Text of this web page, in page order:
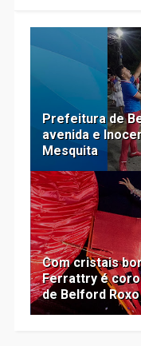
Prefeitura de
avenida e
Mesquita
Com cristais
Ferrattry é
de Belford Roxo